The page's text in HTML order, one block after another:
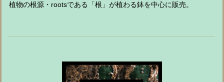
植物の根源・rootsである「根」が植わる鉢を中心に販売。